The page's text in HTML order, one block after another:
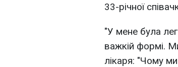
33-річної
"У мене була
важкій формі.
лікаря: "Чому